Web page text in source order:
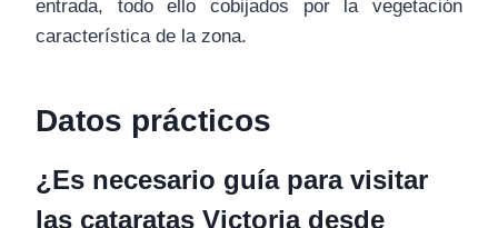
entrada, todo ello cobijados por la vegetación
característica de la zona.
Datos prácticos
¿Es necesario guía para visitar
las cataratas Victoria desde